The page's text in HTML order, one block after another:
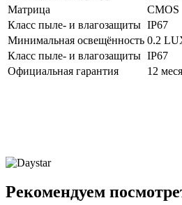
Матрица
CMOS
Класс пыле- и влагозащиты IP67
Минимальная освещённость 0.2
Класс пыле- и влагозащиты IP67
Официальная гарантия
12
Рекомендуем